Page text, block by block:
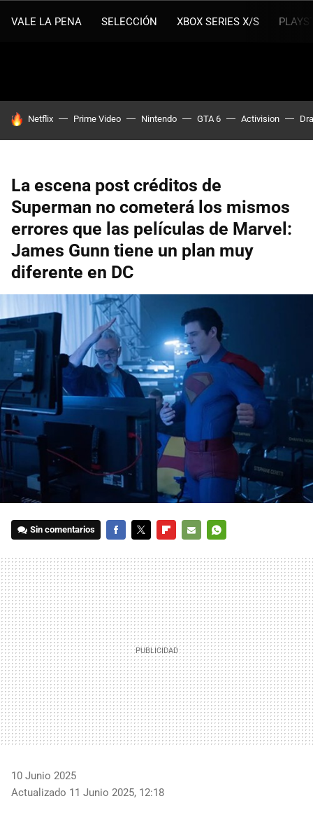
VALE LA PENA SELECCIÓN XBOX SERIES X/S
HOY SE HABLA DE
Netflix Prime Video Nintendo GTA 6 Activision
La escena post créditos de
Superman no cometerá los mismos
errores que las películas de Marvel:
James Gunn tiene un plan muy
diferente en DC
Sin comentarios
MAIL
10 Junio 2025
Actualizado 11 Junio 2025, 12:18